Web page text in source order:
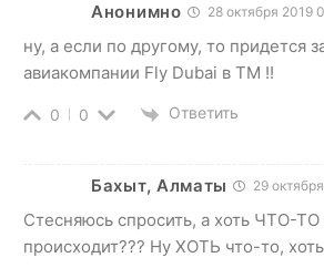
Анонимно 28 октября 2019
ну, а если по другому, то придется
авиакомпании Fly Dubai в ТМ !!
0 0 Ответить
Бахыт, Алматы 29
Стесняюсь спросить, а хоть ЧТО-
происходит??? Ну ХОТЬ что-то,